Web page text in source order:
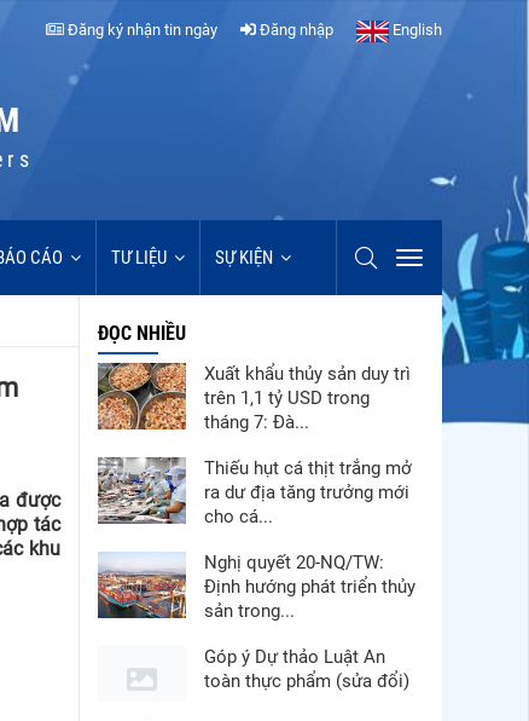
Đăng ký nhận tin ngày Đăng nhập English
CÁO TƯ LIỆU SỰ KIỆN
được
tác
khu
ĐỌC NHIỀU
Xuất khẩu thủy sản duy trì
trên 1,1 tỷ USD trong
tháng 7: Đà...
Thiếu hụt cá thịt trắng mở
ra dư địa tăng trưởng mới
cho cá...
Nghị quyết 20-NQ/TW:
Định hướng phát triển thủy
sản trong...
Góp ý Dự thảo Luật An
toàn thực phẩm (sửa đổi)